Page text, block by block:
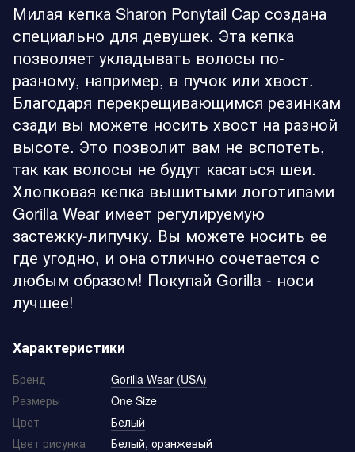
Милая кепка Sharon Ponytail Cap создана
специально для девушек. Эта кепка
позволяет укладывать волосы по-
разному, например, в пучок или хвост.
Благодаря перекрещивающимся резинкам
сзади вы можете носить хвост на разной
высоте. Это позволит вам не вспотеть,
так как волосы не будут касаться шеи.
Хлопковая кепка вышитыми логотипами
Gorilla Wear имеет регулируемую
застежку-липучку. Вы можете носить ее
где угодно, и она отлично сочетается с
любым образом! Покупай Gorilla - носи
лучшее!
Характеристики
Бренд
Gorilla Wear (USA)
Размеры
One Size
Цвет
Белый
Цвет рисунка
Белый, оранжевый